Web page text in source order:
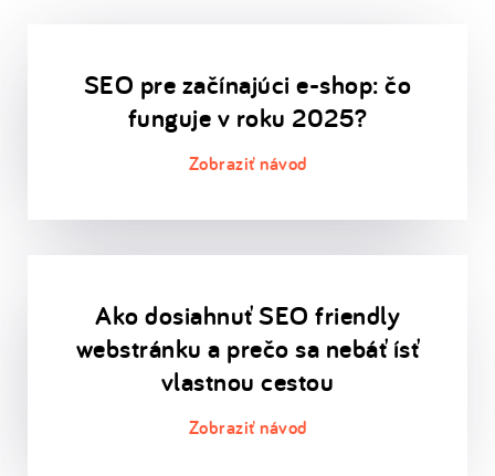
SEO pre začínajúci e-shop: čo
funguje v roku 2025?
Ako dosiahnuť SEO friendly
webstránku a prečo sa nebáť ísť
vlastnou cestou